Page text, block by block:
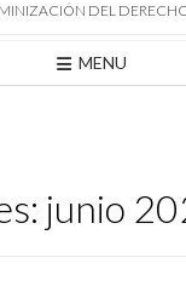
DEL
MENU
junio